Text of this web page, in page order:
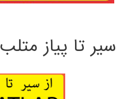
سیر تا پیاز متلب MATLAB